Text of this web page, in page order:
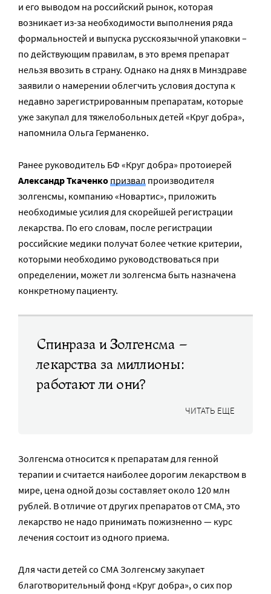
и его выводом на российский рынок, которая
возникает из-за необходимости выполнения ряда
формальностей и выпуска русскоязычной упаковки –
по действующим правилам, в это время препарат
нельзя ввозить в страну. Однако на днях в Минздраве
заявили о намерении облегчить условия доступа к
недавно зарегистрированным препаратам, которые
уже закупал для тяжелобольных детей «Круг добра»,
напомнила Ольга Германенко.
Ранее руководитель БФ «Круг добра» протоиерей
Александр Ткаченкопризвал производителя
золгенсмы, компанию «Новартис», приложить
необходимые усилия для скорейшей регистрации
лекарства. По его словам, после регистрации
российские медики получат более четкие критерии,
которыми необходимо руководствоваться при
определении, может ли золгенсма быть назначена
конкретному пациенту.
Спинраза и Золгенсма –
лекарства за миллионы:
работают ли они?
ЧИТАТЬ ЕЩЕ
Золгенсма относится к препаратам для генной
терапии и считается наиболее дорогим лекарством в
мире, цена одной дозы составляет около 120 млн
рублей. В отличие от других препаратов от СМА, это
лекарство не надо принимать пожизненно — курс
лечения состоит из одного приема.
Для части детей со СМА Золгенсму закупает
благотворительный фонд «Круг добра», о сих пор